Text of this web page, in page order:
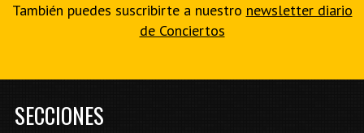
También puedes suscribirte a nuestro newsletter diario
de Conciertos
SECCIONES